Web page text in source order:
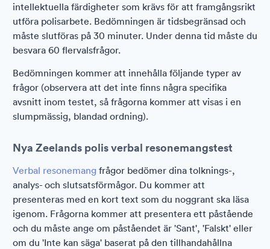
intellektuella färdigheter som krävs för att framgångsrikt
utföra polisarbete. Bedömningen är tidsbegränsad och
måste slutföras på 30 minuter. Under denna tid måste du
besvara 60 flervalsfrågor.
Bedömningen kommer att innehålla följande typer av
frågor (observera att det inte finns några specifika
avsnitt inom testet, så frågorna kommer att visas i en
slumpmässig, blandad ordning).
Nya Zeelands polis verbal resonemangstest
Verbal resonemang frågor bedömer dina tolknings-,
analys- och slutsatsförmågor. Du kommer att
presenteras med en kort text som du noggrant ska läsa
igenom. Frågorna kommer att presentera ett påstående
och du måste ange om påståendet är 'Sant', 'Falskt' eller
om du 'Inte kan säga' baserat på den tillhandahållna